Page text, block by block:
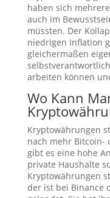
haben sich
auch im
müssten. Der
niedrigen Inflation
gleichermaßen
arbeiten können
Wo Kann
Kryptowährungen
nach mehr Bitcoin-
gibt es eine hohe
private Haushalte
Kryptowährungen
der ist bei Binance